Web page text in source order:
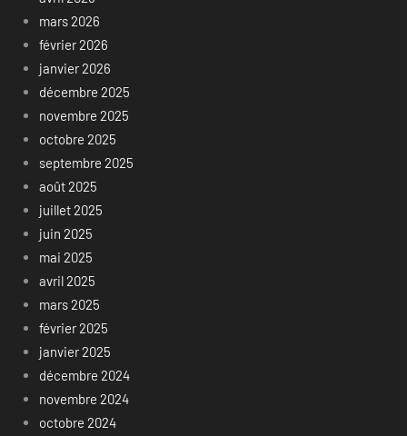
mars 2026
février 2026
janvier 2026
décembre 2025
novembre 2025
octobre 2025
septembre 2025
août 2025
juillet 2025
juin 2025
mai 2025
avril 2025
mars 2025
février 2025
janvier 2025
décembre 2024
novembre 2024
octobre 2024